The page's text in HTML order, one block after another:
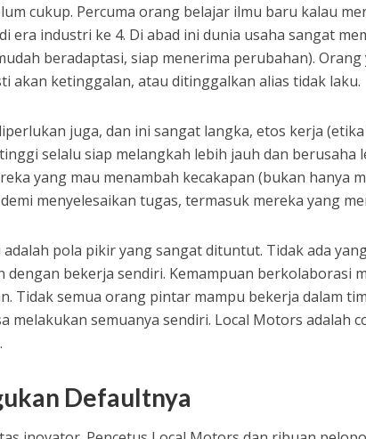
cukup. Percuma orang belajar ilmu baru kalau
era industri ke 4. Di abad ini dunia usaha sangat
beradaptasi, siap menerima perubahan).
akan ketinggalan, atau ditinggalkan alias tidak laku.
juga, dan ini sangat langka, etos kerja
selalu siap melangkah lebih jauh dan berusaha
yang mau menambah kecakapan (bukan hanya
menyelesaikan tugas, termasuk mereka yang
adalah pola pikir yang sangat dituntut. Tidak ada
dengan bekerja sendiri. Kemampuan berkolaborasi
Tidak semua orang pintar mampu bekerja dalam
melakukan semuanya sendiri. Local Motors adalah
Defaultnya